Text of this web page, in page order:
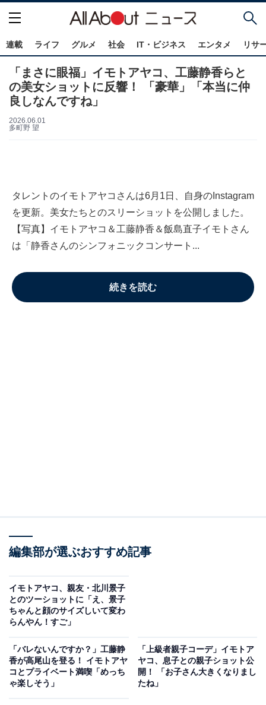
連載 ライフ グルメ 社会 IT・ビジネス エンタメ リサ
「まさに眼福」イモトアヤコ、工藤静香らと
の美女ショットに反響！ 「豪華」「本当に仲
良しなんですね」
2026.06.01
多町野 望
タレントのイモトアヤコさんは6月1日、自身のInstagram
を更新。美女たちとのスリーショットを公開しました。
【写真】イモトアヤコ＆工藤静香＆飯島直子イモトさん
は「静香さんのシンフォニックコンサート...
続きを読む
編集部が選ぶおすすめ記事
イモトアヤコ、親友・北川景子
とのツーショットに「え、景子
ちゃんと顔のサイズしいて変わ
らんやん！すご」
「バレないんですか？」工藤静
香が高尾山を登る！ イモトアヤ
コとプライベート満喫「めっち
ゃ楽しそう」
「上級者親子コーデ」イモトア
ヤコ、息子との親子ショット公
開！ 「お子さん大きくなりまし
たね」